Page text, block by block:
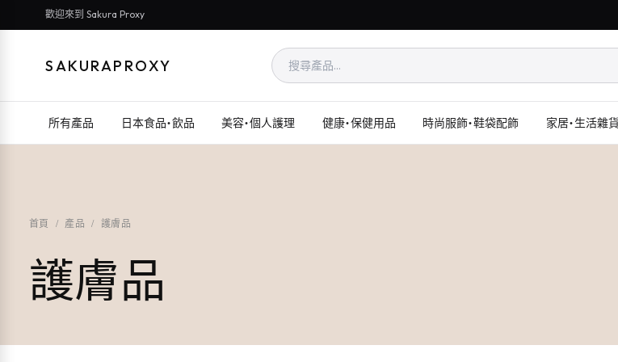
歡迎來到 Sakura Proxy
SAKURAPROXY
所有產品 日本食品・飲品 美容・個人護理 健康・保健用品 時尚服飾・鞋袋配飾 家居・生活雜貨
首頁 / 產品 / 護膚品
護膚品